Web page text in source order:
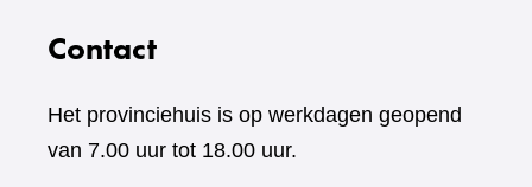
Contact
Het provinciehuis is op werkdagen geopend
van 7.00 uur tot 18.00 uur.